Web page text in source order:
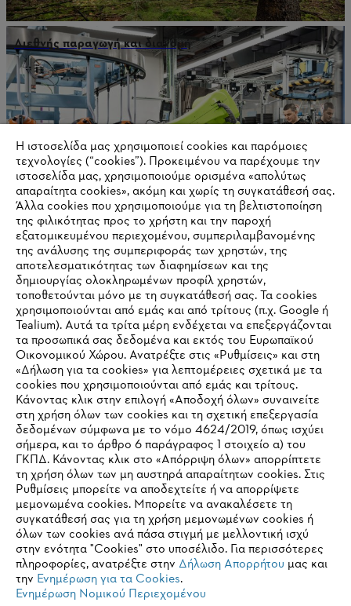
Διεθνής παραγωγή και διανομή
Οι αξίες μας
Πληροφορίες για τους προμηθευτές
Προϊόντα
Επικοινωνία
Καριέρα
Σύστημα καταγγελιών
Η ιστοσελίδα μας χρησιμοποιεί cookies και παρόμοιες
τεχνολογίες (“cookies”). Προκειμένου να παρέχουμε την
ιστοσελίδα μας, χρησιμοποιούμε ορισμένα «απολύτως
απαραίτητα cookies», ακόμη και χωρίς τη συγκατάθεσή σας.
Άλλα cookies που χρησιμοποιούμε για τη βελτιστοποίηση
της φιλικότητας προς το χρήστη και την παροχή
εξατομικευμένου περιεχομένου, συμπεριλαμβανομένης
της ανάλυσης της συμπεριφοράς των χρηστών, της
αποτελεσματικότητας των διαφημίσεων και της
δημιουργίας ολοκληρωμένων προφίλ χρηστών,
τοποθετούνται μόνο με τη συγκατάθεσή σας. Τα cookies
χρησιμοποιούνται από εμάς και από τρίτους (π.χ. Google ή
Tealium). Αυτά τα τρίτα μέρη ενδέχεται να επεξεργάζονται
τα προσωπικά σας δεδομένα και εκτός του Ευρωπαϊκού
Οικονομικού Χώρου. Ανατρέξτε στις «Ρυθμίσεις» και στη
«Δήλωση για τα cookies» για λεπτομέρειες σχετικά με τα
cookies που χρησιμοποιούνται από εμάς και τρίτους.
Κάνοντας κλικ στην επιλογή «Αποδοχή όλων» συναινείτε
στη χρήση όλων των cookies και τη σχετική επεξεργασία
δεδομένων σύμφωνα με το νόμο 4624/2019, όπως ισχύει
σήμερα, και το άρθρο 6 παράγραφος 1 στοιχείο α) του
ΓΚΠΔ. Κάνοντας κλικ στο «Απόρριψη όλων» απορρίπτετε
τη χρήση όλων των μη αυστηρά απαραίτητων cookies. Στις
Ρυθμίσεις μπορείτε να αποδεχτείτε ή να απορρίψετε
μεμονωμένα cookies. Μπορείτε να ανακαλέσετε τη
συγκατάθεσή σας για τη χρήση μεμονωμένων cookies ή
όλων των cookies ανά πάσα στιγμή με μελλοντική ισχύ
στην ενότητα "Cookies" στο υποσέλιδο. Για περισσότερες
πληροφορίες, ανατρέξτε στην Δήλωση Απορρήτου μας και
την Ενημέρωση για τα Cookies.
Ενημέρωση Νομικού Περιεχομένου